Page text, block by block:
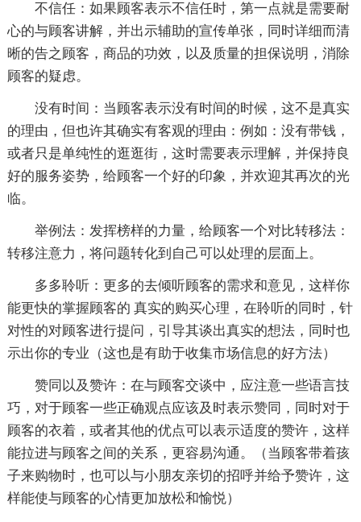
不信任：如果顾客表示不信任时，第一点就是需要耐
心的与顾客讲解，并出示辅助的宣传单张，同时详细而清
晰的告之顾客，商品的功效，以及质量的担保说明，消除
顾客的疑虑。
没有时间：当顾客表示没有时间的时候，这不是真实
的理由，但也许其确实有客观的理由：例如：没有带钱，
或者只是单纯性的逛逛街，这时需要表示理解，并保持良
好的服务姿势，给顾客一个好的印象，并欢迎其再次的光
临。
举例法：发挥榜样的力量，给顾客一个对比转移法：
转移注意力，将问题转化到自己可以处理的层面上。
多多聆听：更多的去倾听顾客的需求和意见，这样你
能更快的掌握顾客的 真实的购买心理，在聆听的同时，针
对性的对顾客进行提问，引导其谈出真实的想法，同时也
示出你的专业（这也是有助于收集市场信息的好方法）
赞同以及赞许：在与顾客交谈中，应注意一些语言技
巧，对于顾客一些正确观点应该及时表示赞同，同时对于
顾客的衣着，或者其他的优点可以表示适度的赞许，这样
能拉进与顾客之间的关系，更容易沟通。（当顾客带着孩
子来购物时，也可以与小朋友亲切的招呼并给予赞许，这
样能使与顾客的心情更加放松和愉悦）